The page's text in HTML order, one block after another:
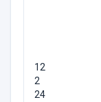
12
2
24